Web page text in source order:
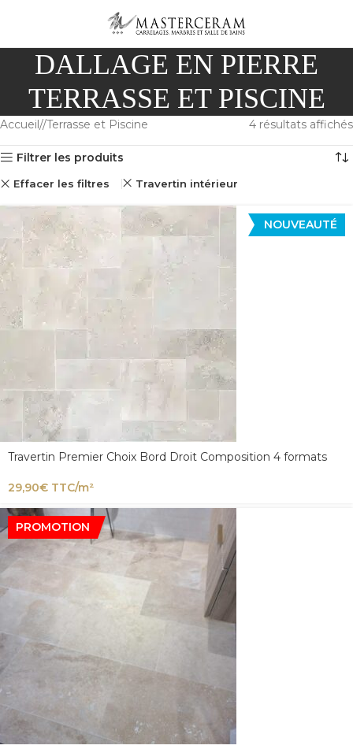
DALLAGE EN PIERRE
TERRASSE ET PISCINE
Accueil/ Terrasse et Piscine 4 résultats affichés
Filtrer les produits
Effacer les filtres Travertin intérieur
NOUVEAUTÉ
Travertin Premier Choix Bord Droit Composition 4 formats
29,90€ TTC/m²
PROMOTION